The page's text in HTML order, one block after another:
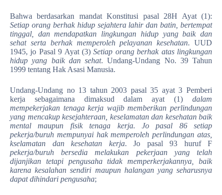
Bahwa berdasarkan mandat Konstitusi pasal 28H Ayat (1):
Setiap orang berhak hidup sejahtera lahir dan batin, bertempat
tinggal, dan mendapatkan lingkungan hidup yang baik dan
sehat serta berhak memperoleh pelayanan kesehatan. UUD
1945, jo Pasal 9 Ayat (3)Setiap orang berhak atas lingkungan
hidup yang baik dan sehat. Undang-Undang No. 39 Tahun
1999 tentang Hak Asasi Manusia.
Undang-Undang no 13 tahun 2003 pasal 35 ayat 3 Pemberi
kerja sebagaimana dimaksud dalam ayat (1) dalam
mempekerjakan tenaga kerja wajib memberikan perlindungan
yang mencakup kesejahteraan, keselamatan dan kesehatan baik
mental maupun fisik tenaga kerja. Jo pasal 86 setiap
pekerja/buruh mempunyai hak memperoleh perlindungan atas,
kselamatan dan kesehatan kerja. Jo pasal 93 huruf F
pekerja/buruh bersedia melakukan pekerjaan yang telah
dijanjikan tetapi pengusaha tidak memperkerjakannya, baik
karena kesalahan sendiri maupun halangan yang seharusnya
dapat dihindari pengusaha;